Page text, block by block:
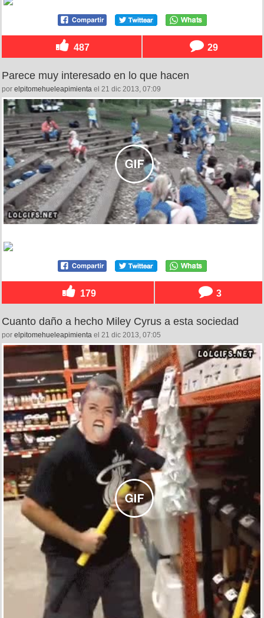
487 29
Parece muy interesado en lo que hacen
por elpitomehueleapimienta el 21 dic 2013, 07:09
179 3
Cuanto daño a hecho Miley Cyrus a esta sociedad
por elpitomehueleapimienta el 21 dic 2013, 07:05